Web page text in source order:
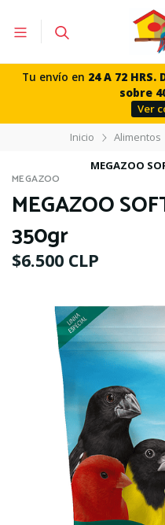
Tu envío en 24 A 72
sobre
Ver
Inicio
Alimentos
MEGAZOO
MEGAZOO
MEGAZOO
350gr
$6.500 CLP